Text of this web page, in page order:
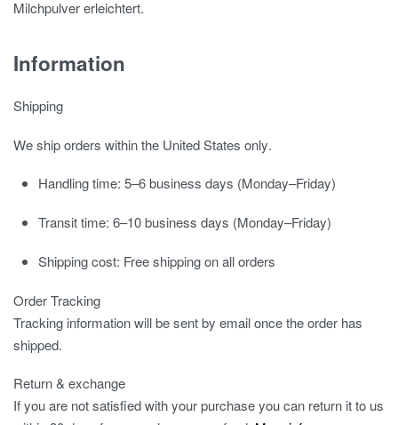
Milchpulver erleichtert.
Information
Shipping
We ship orders within the United States only.
Handling time: 5–6 business days (Monday–Friday)
Transit time: 6–10 business days (Monday–Friday)
Shipping cost: Free shipping on all orders
Order Tracking
Tracking information will be sent by email once the order has
shipped.
Return & exchange
If you are not satisfied with your purchase you can return it to us